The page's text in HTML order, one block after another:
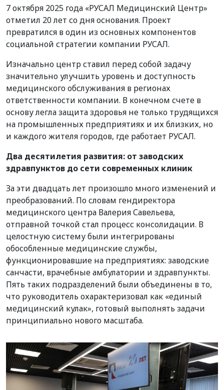
7 октября 2025 года «РУСАЛ Медицинский Центр»
отметил 20 лет со дня основания. Проект
превратился в один из основных компонентов
социальной стратегии компании РУСАЛ.
Изначально центр ставил перед собой задачу
значительно улучшить уровень и доступность
медицинского обслуживания в регионах
ответственности компании. В конечном счете в
основу легла защита здоровья не только трудящихся
на промышленных предприятиях и их близких, но
и каждого жителя городов, где работает РУСАЛ.
Два десятилетия развития: от заводских
здравпунктов до сети современных клиник
За эти двадцать лет произошло много изменений и
преобразований. По словам гендиректора
медицинского центра Валерия Савельева,
отправной точкой стал процесс консолидации. В
целостную систему были интегрированы
обособленные медицинские службы,
функционировавшие на предприятиях: заводские
санчасти, врачебные амбулатории и здравпункты.
Пять таких подразделений были объединены в то,
что руководитель охарактеризовал как «единый
медицинский кулак», готовый выполнять задачи
принципиально нового масштаба.